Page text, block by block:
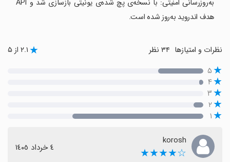
به‌روزرسانی امنیتی: با نسخه‌ی پچ شده‌ی یونیتی بازسازی شد و API
هدف اندروید به‌روز شده است.
نظرات و امتیازها ۲.۱ از ۵
۵
۴
۳
۲
۱
korosh
☆★★★★ ٤ خرداد ١٤٠٥